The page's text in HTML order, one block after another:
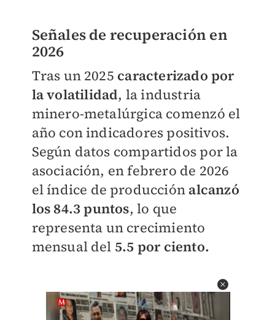
Señales de recuperación en
2026
Tras un 2025 caracterizado por
la volatilidad, la industria
minero-metalúrgica comenzó el
año con indicadores positivos.
Según datos compartidos por la
asociación, en febrero de 2026
el índice de producción alcanzó
los 84.3 puntos, lo que
representa un crecimiento
mensual del 5.5 por ciento.